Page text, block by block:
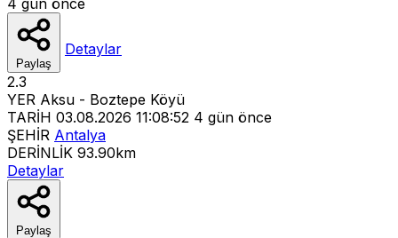
Paylaş
Detaylar
2.3
YER Aksu - Boztepe Köyü
TARİH 03.08.2026 11:08:52 4 gün önce
ŞEHİR Antalya
DERİNLİK 93.90km
Detaylar
Paylaş